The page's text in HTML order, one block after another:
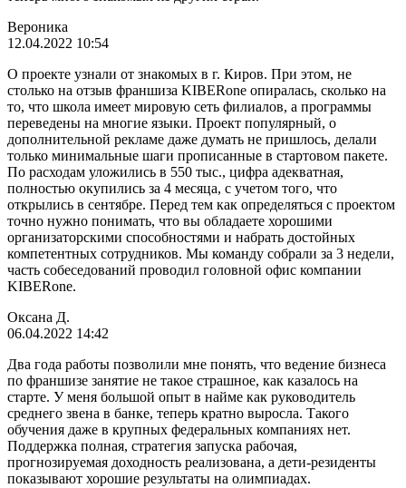
Вероника
12.04.2022 10:54
О проекте узнали от знакомых в г. Киров. При этом, не
столько на отзыв франшиза KIBERone опиралась, сколько на
то, что школа имеет мировую сеть филиалов, а программы
переведены на многие языки. Проект популярный, о
дополнительной рекламе даже думать не пришлось, делали
только минимальные шаги прописанные в стартовом пакете.
По расходам уложились в 550 тыс., цифра адекватная,
полностью окупились за 4 месяца, с учетом того, что
открылись в сентябре. Перед тем как определяться с проектом
точно нужно понимать, что вы обладаете хорошими
организаторскими способностями и набрать достойных
компетентных сотрудников. Мы команду собрали за 3 недели,
часть собеседований проводил головной офис компании
KIBERone.
Оксана Д.
06.04.2022 14:42
Два года работы позволили мне понять, что ведение бизнеса
по франшизе занятие не такое страшное, как казалось на
старте. У меня большой опыт в найме как руководитель
среднего звена в банке, теперь кратно выросла. Такого
обучения даже в крупных федеральных компаниях нет.
Поддержка полная, стратегия запуска рабочая,
прогнозируемая доходность реализована, а дети-резиденты
показывают хорошие результаты на олимпиадах.